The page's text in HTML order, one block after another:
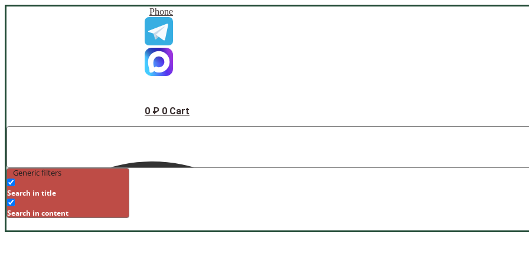
Phone
0 ₽ 0 Cart
Generic filters
Search in title
Search in content